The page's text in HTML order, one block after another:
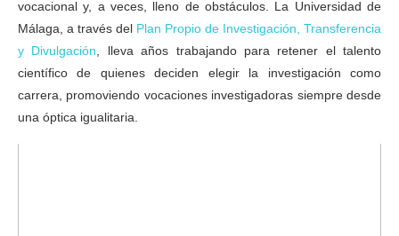
vocacional y, a veces, lleno de obstáculos. La Universidad de
Málaga, a través del Plan Propio de Investigación, Transferencia
y Divulgación , lleva años trabajando para retener el talento
científico de quienes deciden elegir la investigación como
carrera, promoviendo vocaciones investigadoras siempre desde
una óptica igualitaria.